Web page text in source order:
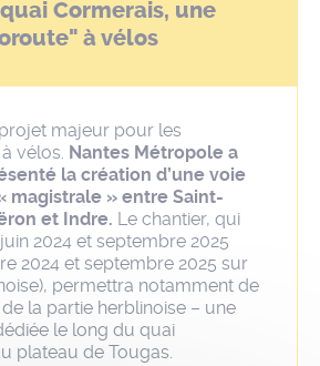
Cormerais, une
à vélos
majeur pour les
vélos. Nantes Métropole a
la création d’une voie
magistrale » entre Saint-
et Indre. Le chantier, qui
2024 et septembre 2025
2024 et septembre 2025 sur
permettra notamment de
la partie herblinoise – une
le long du quai
plateau de Tougas.